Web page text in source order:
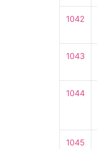
1042
1043
1044
1045